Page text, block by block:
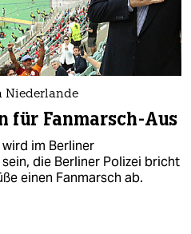
Niederlande
für Fanmarsch-Aus
im Berliner
die Berliner Polizei bricht
einen Fanmarsch ab.